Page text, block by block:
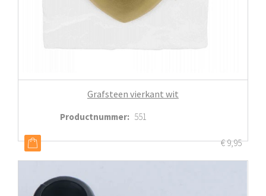
Grafsteen vierkant wit
Productnummer: 551
€9,95